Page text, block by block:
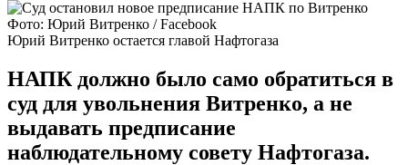
Фото: Юрий Витренко / Facebook
Юрий Витренко остается главой Нафтогаза
НАПК должно было само обратиться в
суд для увольнения Витренко, а не
выдавать предписание
наблюдательному совету Нафтогаза.